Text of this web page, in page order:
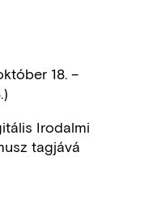
18. –
Irodalmi
tagjává